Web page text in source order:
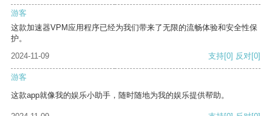
游客
这款加速器VPM应用程序已经为我们带来了无限的流畅体验和安全性保
护。
2024-11-09
支持[0] 反对[0]
游客
这款app就像我的娱乐小助手，随时随地为我的娱乐提供帮助。